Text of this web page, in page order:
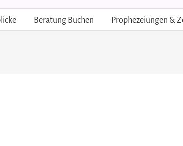
Beratung Buchen Prophezeiungen &